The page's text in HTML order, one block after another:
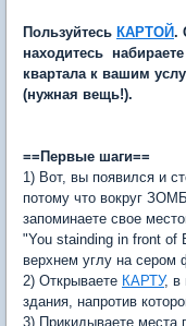
Пользуйтесь КАРТОЙ.
находитесь 
квартала к вашим
(нужная вещь!).
==Первые шаги==
1) Вот, вы появился и
потому что вокруг
запоминаете свое
"You stainding in front of
верхнем углу на сером
2) Открываете КАРТУ, в
здания, напротив
3) Прикидываете места